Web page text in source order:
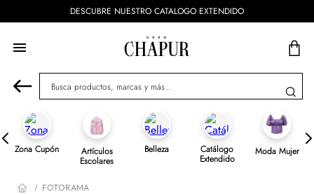
DESCUBRE NUESTRO CATALOGO EXTENDIDO
Busca productos, marcas y más...
Zona Cupón Artículos
Escolares
Belleza Catálogo
Extendido
Moda Mujer
FOTORAMA